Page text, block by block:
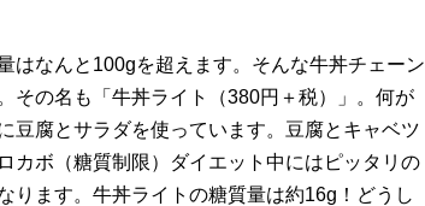
はなんと100gを超えます。そんな牛丼チェーン
その名も「牛丼ライト（380円＋税）」。何が
豆腐とサラダを使っています。豆腐とキャベツ
カボ（糖質制限）ダイエット中にはピッタリの
ります。牛丼ライトの糖質量は約16g！どうし